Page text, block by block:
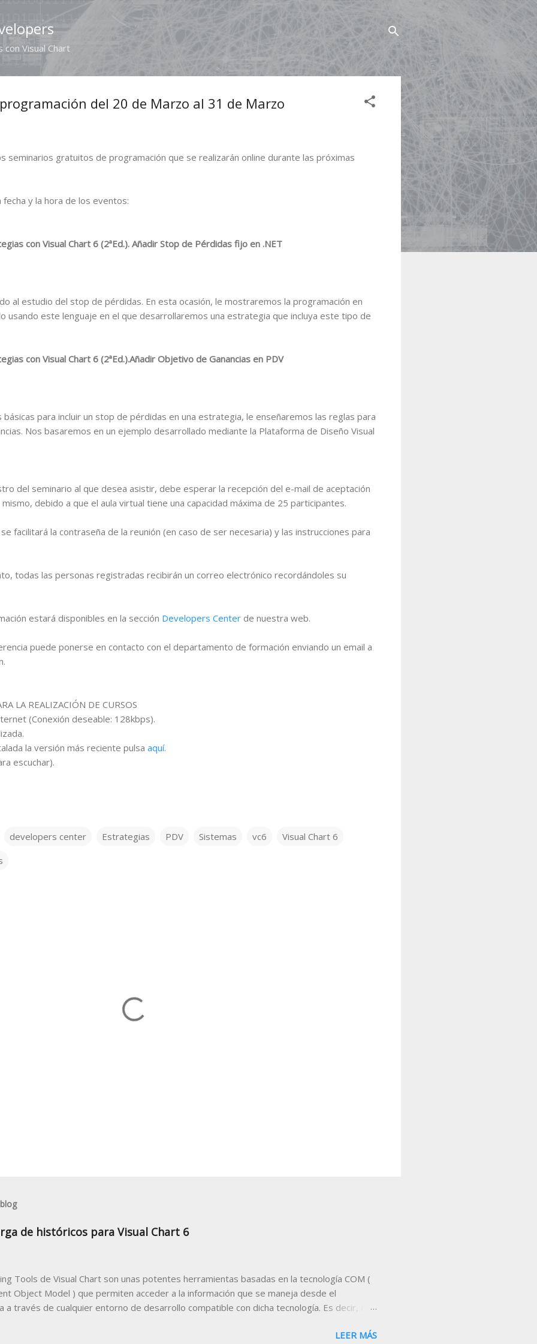
Ir al contenido principal
Visual Chart
del 20 de Marzo al 31 de Marzo
seminarios gratuitos de programación que se realizarán online durante las próximas
fecha y la hora de los eventos:
con Visual Chart 6 (2ªEd.). Añadir Stop de Pérdidas fijo en .NET
al estudio del stop de pérdidas. En esta ocasión, le mostraremos la programación en
usando este lenguaje en el que desarrollaremos una estrategia que incluya este tipo de
con Visual Chart 6 (2ªEd.).Añadir Objetivo de Ganancias en PDV
para incluir un stop de pérdidas en una estrategia, le enseñaremos las reglas para
Nos basaremos en un ejemplo desarrollado mediante la Plataforma de Diseño Visual
del seminario al que desea asistir, debe esperar la recepción del e-mail de aceptación
debido a que el aula virtual tiene una capacidad máxima de 25 participantes.
facilitará la contraseña de la reunión (en caso de ser necesaria) y las instrucciones para
todas las personas registradas recibirán un correo electrónico recordándoles su
estará disponibles en la sección Developers Center de nuestra web.
puede ponerse en contacto con el departamento de formación enviando un email a
LA REALIZACIÓN DE CURSOS
(Conexión deseable: 128kbps).
la versión más reciente pulsa aquí.
escuchar).
developers center Estrategias PDV Sistemas vc6
Visual Chart 6
de históricos para Visual Chart 6
Tools de Visual Chart son unas potentes herramientas basadas en la tecnología COM (
Object Model ) que permiten acceder a la información que se maneja desde el
a través de cualquier entorno de desarrollo compatible con dicha tecnología. Es decir, que
trabajar desde el programa cliente con los datos bursátiles que proporciona Visual Chart .
LEER MÁS